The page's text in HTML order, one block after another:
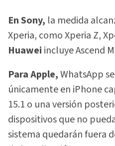
En Sony, la medida
Xperia, como Xperia Z,
Huawei incluye Ascend
Para Apple,WhatsApp
únicamente en iPhone
15.1 o una versión
dispositivos que no
sistema quedarán fuera